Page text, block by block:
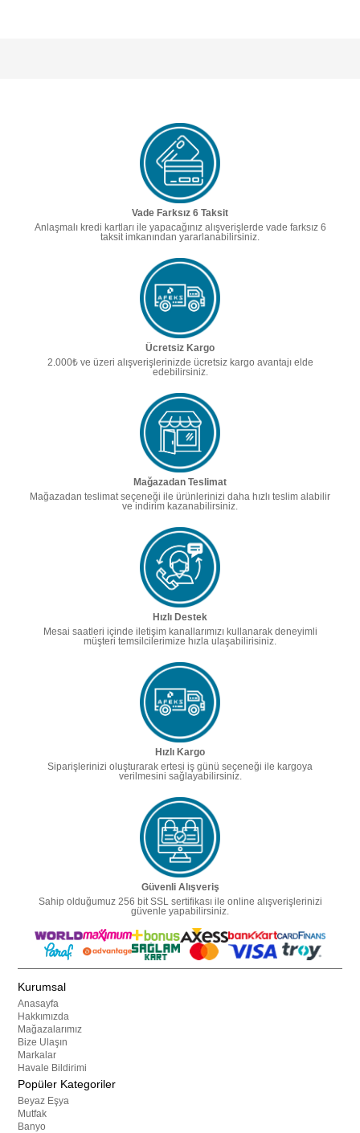
Vade Farksız 6 Taksit
Anlaşmalı kredi kartları ile yapacağınız alışverişlerde vade farksız 6
taksit imkanından yararlanabilirsiniz.
Ücretsiz Kargo
2.000₺ ve üzeri alışverişlerinizde ücretsiz kargo avantajı elde
edebilirsiniz.
Mağazadan Teslimat
Mağazadan teslimat seçeneği ile ürünlerinizi daha hızlı teslim alabilir
ve indirim kazanabilirsiniz.
Hızlı Destek
Mesai saatleri içinde iletişim kanallarımızı kullanarak deneyimli
müşteri temsilcilerimize hızla ulaşabilirisiniz.
Hızlı Kargo
Siparişlerinizi oluşturarak ertesi iş günü seçeneği ile kargoya
verilmesini sağlayabilirsiniz.
Güvenli Alışveriş
Sahip olduğumuz 256 bit SSL sertifikası ile online alışverişlerinizi
güvenle yapabilirsiniz.
Kurumsal
Anasayfa
Hakkımızda
Mağazalarımız
Bize Ulaşın
Markalar
Havale Bildirimi
Popüler Kategoriler
Beyaz Eşya
Mutfak
Banyo